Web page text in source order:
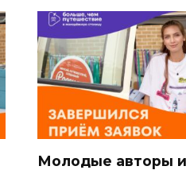
Молодые авторы